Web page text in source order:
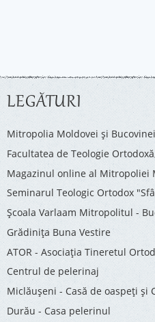
LEGĂTURI
Mitropolia Moldovei și Bucovinei
Facultatea de Teologie
Magazinul online al Mitropoliei
Seminarul Teologic Ortodox
Şcoala Varlaam Mitropolitul -
Grădinița Buna Vestire
ATOR - Asociaţia Tineretul
Centrul de pelerinaj
Miclăușeni - Casă de oaspeţi şi
Durău - Casa pelerinul